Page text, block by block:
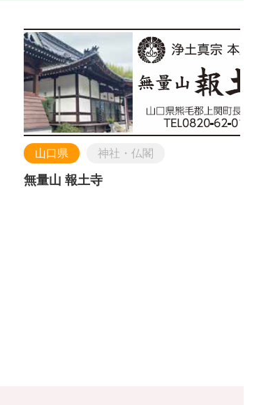
山口県 神社・仏閣
無量山 報土寺